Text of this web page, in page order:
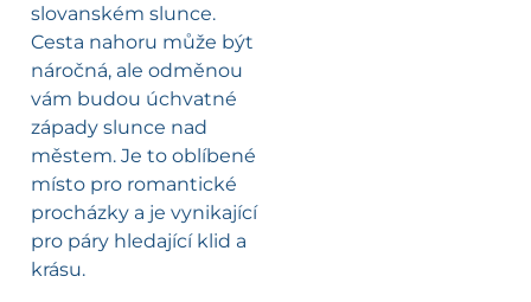
slovanském slunce.
Cesta nahoru může být
náročná, ale odměnou
vám budou úchvatné
západy slunce nad
městem. Je to oblíbené
místo pro romantické
procházky a je vynikající
pro páry hledající klid a
krásu.